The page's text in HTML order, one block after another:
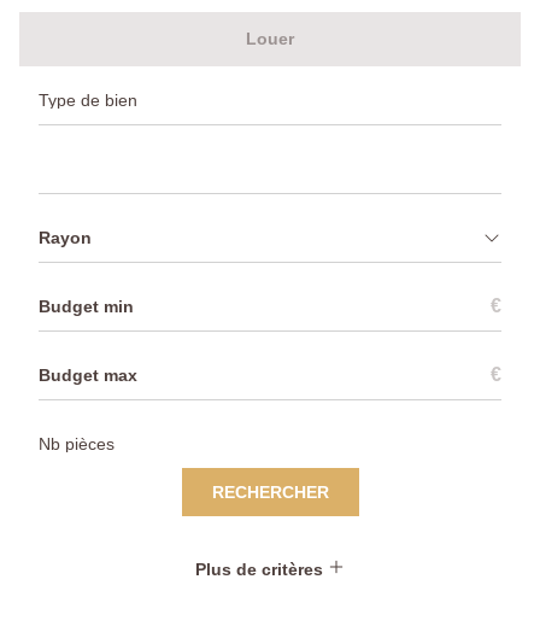
Louer
Rayon
€
€
RECHERCHER
Plus de critères